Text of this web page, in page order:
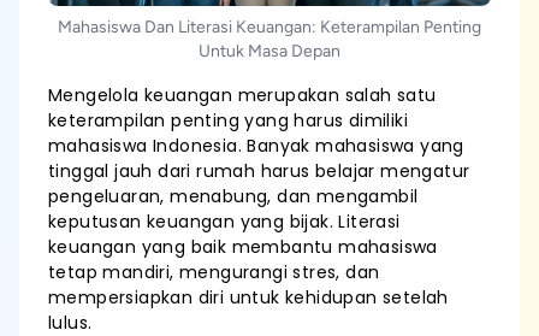
Mahasiswa Dan Literasi Keuangan: Keterampilan Penting
Untuk Masa Depan
Mengelola keuangan merupakan salah satu
keterampilan penting yang harus dimiliki
mahasiswa Indonesia. Banyak mahasiswa yang
tinggal jauh dari rumah harus belajar mengatur
pengeluaran, menabung, dan mengambil
keputusan keuangan yang bijak. Literasi
keuangan yang baik membantu mahasiswa
tetap mandiri, mengurangi stres, dan
mempersiapkan diri untuk kehidupan setelah
lulus.